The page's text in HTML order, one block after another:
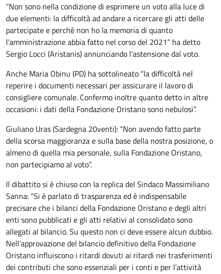
“Non sono nella condizione di esprimere un voto alla luce di
due elementi: la difficoltà ad andare a ricercare gli atti delle
partecipate e perché non ho la memoria di quanto
l’amministrazione abbia fatto nel corso del 2021” ha detto
Sergio Locci (Aristanis) annunciando l’astensione dal voto.
Anche Maria Obinu (PD) ha sottolineato “la difficoltà nel
reperire i documenti necessari per assicurare il lavoro di
consigliere comunale. Confermo inoltre quanto detto in altre
occasioni: i dati della Fondazione Oristano sono nebulosi”.
Giuliano Uras (Sardegna 20venti): “Non avendo fatto parte
della scorsa maggioranza e sulla base della nostra posizione, o
almeno di quella mia personale, sulla Fondazione Oristano,
non partecipiamo al voto”.
Il dibattito si è chiuso con la replica del Sindaco Massimiliano
Sanna: “Si è parlato di trasparenza ed è indispensabile
precisare che i bilanci della Fondazione Oristano e degli altri
enti sono pubblicati e gli atti relativi al consolidato sono
allegati al bilancio. Su questo non ci deve essere alcun dubbio.
Nell’approvazione del bilancio definitivo della Fondazione
Oristano influiscono i ritardi dovuti ai ritardi nei trasferimenti
dei contributi che sono essenziali per i conti e per l’attività